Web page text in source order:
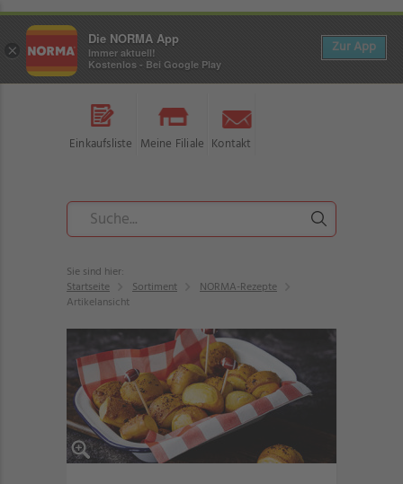
Einkaufsliste Meine Filiale Kontakt
Sie sind hier:
Startseite
Sortiment
NORMA-Rezepte
Artikelansicht
×
Die NORMA App
Immer aktuell!
Kostenlos - Bei Google Play
Zur App